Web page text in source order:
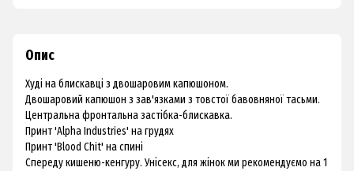
Опис
Худі на блискавці з двошаровим капюшоном.
Двошаровий капюшон з зав'язками з товстої бавовняної тасьми.
Центральна фронтальна застібка-блискавка.
Принт 'Alpha Industries' на грудях
Принт 'Blood Chit' на спині
Спереду кишеню-кенгуру. Унісекс, для жінок ми рекомендуємо на 1